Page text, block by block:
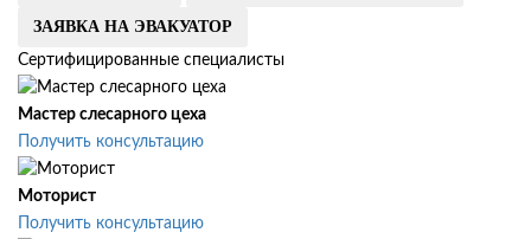
ЗАЯВКА НА ЭВАКУАТОР
Сертифицированные специалисты
Мастер слесарного цеха
Получить консультацию
Моторист
Получить консультацию